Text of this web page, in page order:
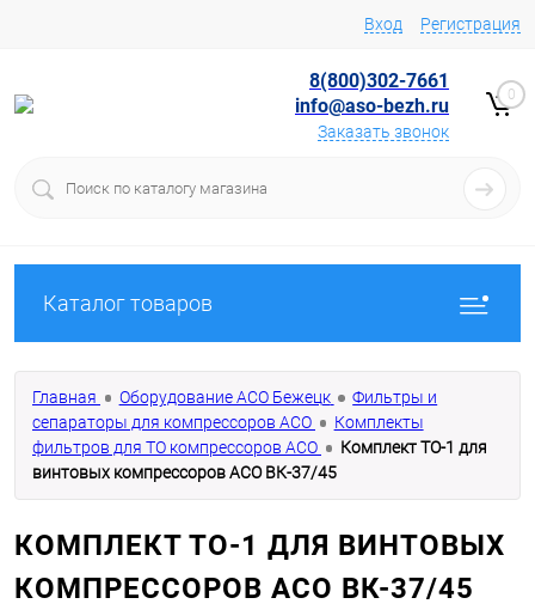
Вход Регистрация
8(800)302-7661
info@aso-bezh.ru
Заказать звонок
0
Каталог товаров
Главная Оборудование АСО Бежецк
Фильтры и
сепараторы для компрессоров АСО
Комплекты
фильтров для ТО компрессоров АСО
Комплект ТО-1 для
винтовых компрессоров АСО ВК-37/45
КОМПЛЕКТ ТО-1 ДЛЯ ВИНТОВЫХ
КОМПРЕССОРОВ АСО ВК-37/45